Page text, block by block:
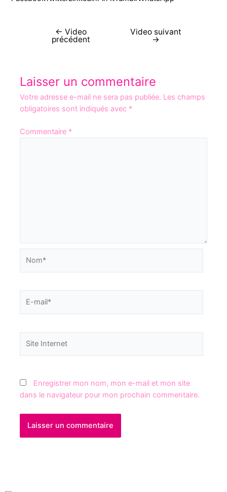
← Video
précédent
Video suivant
→
Laisser un commentaire
Votre adresse e-mail ne sera pas publiée. Les champs
obligatoires sont indiqués avec *
Commentaire *
Enregistrer mon nom, mon e-mail et mon site
dans le navigateur pour mon prochain commentaire.